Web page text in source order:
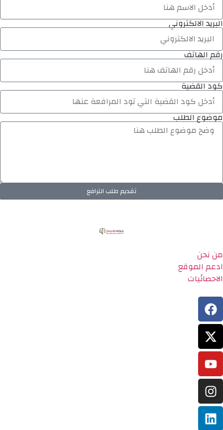
البريد الالكتروني
رقم الهاتف
كود القضية
موضوع الطلب
تقديم طلب الترافع
من نحن
ادعم الموقع
الاحصائيات